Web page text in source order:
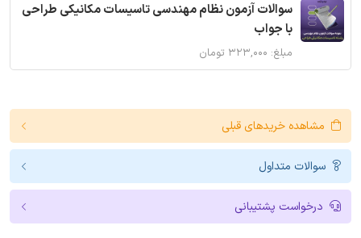
سوالات آزمون نظام مهندسی تاسیسات مکانیکی طراحی
با جواب
مبلغ: ۳۲۳,۰۰۰ تومان
مشاهده خریدهای قبلی
سوالات متداول
درخواست پشتیبانی